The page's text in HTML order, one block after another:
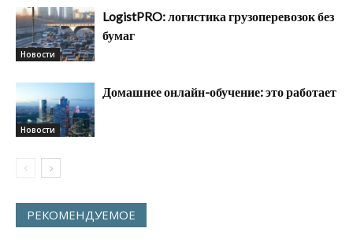
Новости
LogistPRO: логистика грузоперевозок без
бумаг
Новости
Домашнее онлайн-обучение: это работает
РЕКОМЕНДУЕМОЕ